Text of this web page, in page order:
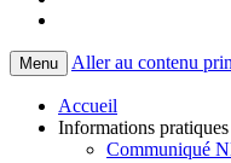
Menu Aller au contenu
Accueil
Informations pratiques
Communiqué